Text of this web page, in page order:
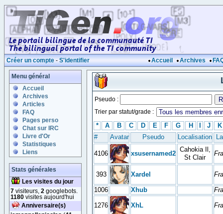
Créer un compte - S'identifier Accueil Archives
Menu général
Accueil
Archives
Articles
FAQ
Pages perso
Chat sur IRC
Livre d'Or
Statistiques
Liens
Stats générales
Les visites du jour
7 visiteurs, 2 googlebots.
1180 visites aujourd'hui
Anniversaire(s)
Pseudo :
Trier par statut/grade :
* A B C D E F G H J
K
#
Avatar Pseudo Localisation
4106 xsusernamed2
Cahokia Il,
St Clair
393 Xardel
1006 Xhub
1276 XhL